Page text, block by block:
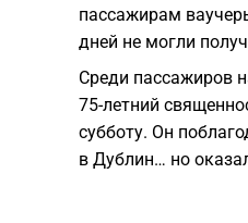
пассажирам
дней не могли
Среди пассажиров
75-летний
субботу. Он
в Дублин… но